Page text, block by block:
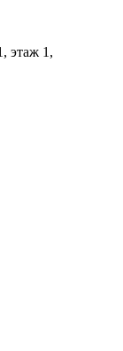
этаж 1,